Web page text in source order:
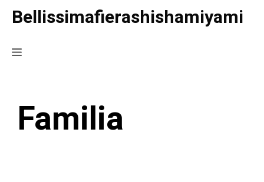
Saltar
contenido
Bellissimafierashishamiyami
Menú
Familia